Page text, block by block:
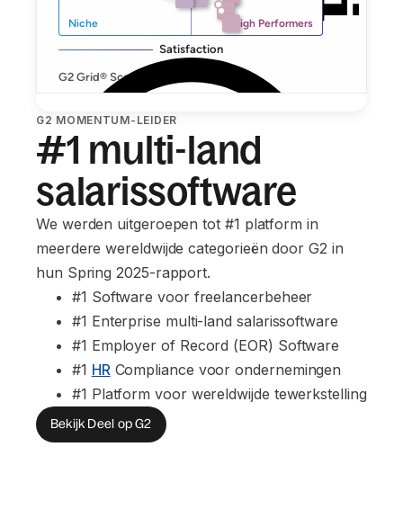
G2 MOMENTUM-LEIDER
#1 multi-land
salarissoftware
We werden uitgeroepen tot #1 platform in
meerdere wereldwijde categorieën door G2 in
hun Spring 2025-rapport.
#1 Software voor freelancerbeheer
#1 Enterprise multi-land salarissoftware
#1 Employer of Record (EOR) Software
#1 HR Compliance voor ondernemingen
#1 Platform voor wereldwijde tewerkstelling
Bekijk Deel op G2